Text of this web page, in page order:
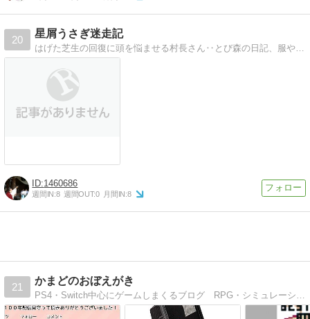
20
星屑うさぎ迷走記
はげた芝生の回復に頭を悩ませる村長さん‥とび森の日記、服や歩道のマイデザインの公開。日々の出来事、花や風景の写真等々。
1460686
週間IN:8 週間OUT:0 月間IN:8
21
かまどのおぼえがき
PS4・Switch中心にゲームしまくるブログ RPG・シミュレーション多め アクション苦手なエンジョイ勢 最近はあつ森・モンハンが熱い